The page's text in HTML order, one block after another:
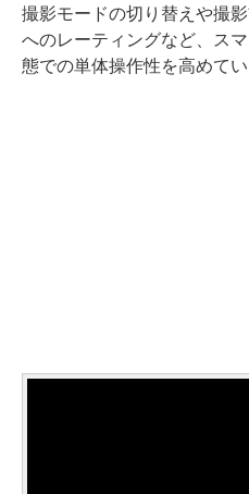
撮影モードの切り替えや撮
へのレーティングなど、ス
態での単体操作性を高めてい